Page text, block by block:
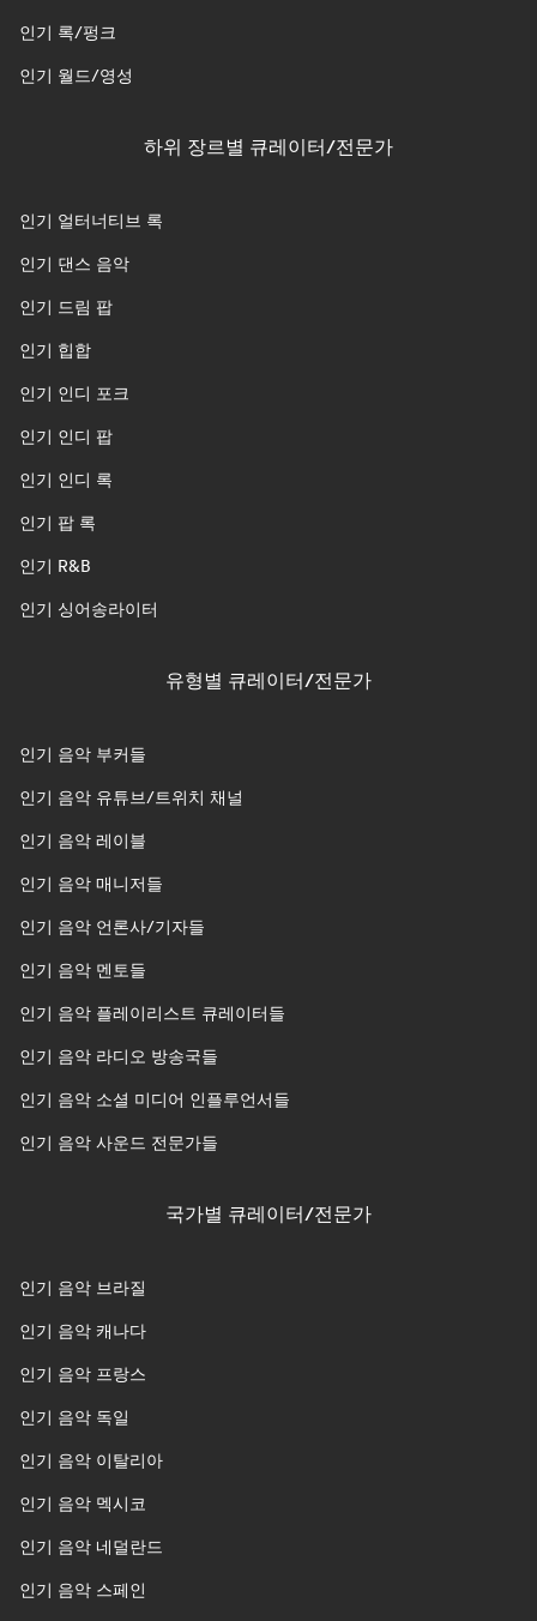
인기 록/펑크
인기 월드/영성
하위 장르별 큐레이터/전문가
인기 얼터너티브 록
인기 댄스 음악
인기 드림 팝
인기 힙합
인기 인디 포크
인기 인디 팝
인기 인디 록
인기 팝 록
인기 R&B
인기 싱어송라이터
유형별 큐레이터/전문가
인기 음악 부커들
인기 음악 유튜브/트위치 채널
인기 음악 레이블
인기 음악 매니저들
인기 음악 언론사/기자들
인기 음악 멘토들
인기 음악 플레이리스트 큐레이터들
인기 음악 라디오 방송국들
인기 음악 소셜 미디어 인플루언서들
인기 음악 사운드 전문가들
국가별 큐레이터/전문가
인기 음악 브라질
인기 음악 캐나다
인기 음악 프랑스
인기 음악 독일
인기 음악 이탈리아
인기 음악 멕시코
인기 음악 네덜란드
인기 음악 스페인